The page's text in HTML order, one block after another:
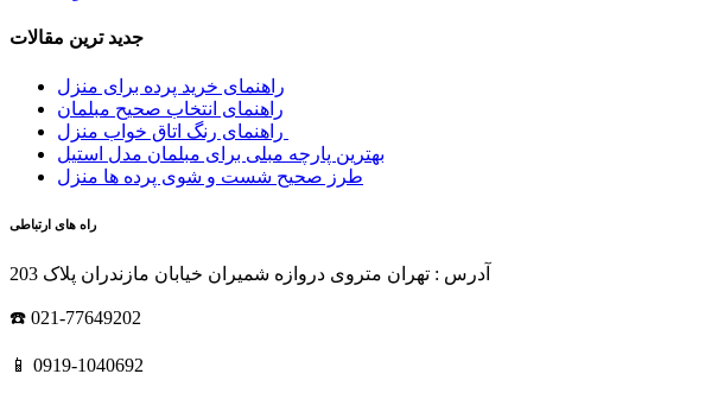
جدید ترین مقالات
راهنمای خرید پرده برای منزل
راهنمای انتخاب صحیح مبلمان
بهترین پارچه مبلی برای مبلمان مدل استیل
طرز صحیح شست و شوی پرده ها منزل
راه های ارتباطی
آدرس : تهران متروی دروازه شمیران خیابان مازندران پلاک 203
☎️ 021-77649202
📱 0919-1040692